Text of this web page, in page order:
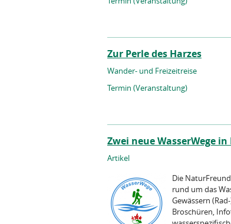
Zur Perle des Harzes
Wander- und Freizeitreise
Termin (Veranstaltung)
Zwei neue WasserWege
Artikel
Die
rund um das
Gewässern
Broschüren,